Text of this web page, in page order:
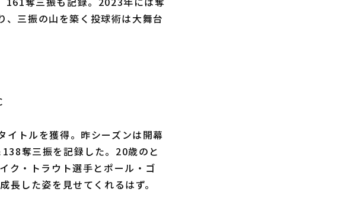
三振の山を築く投球術は大舞台
トルを獲得。昨シーズンは開幕
奪三振を記録した。20歳のと
ク・トラウト選手とポール・ゴ
した姿を見せてくれるはず。